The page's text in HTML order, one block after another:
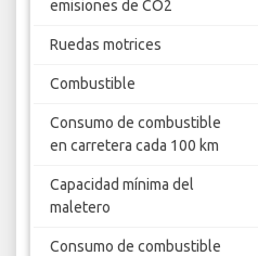
emisiones de CO2
Ruedas motrices
Combustible
Consumo de combustible
en carretera cada 100 km
Capacidad mínima del
maletero
Consumo de combustible